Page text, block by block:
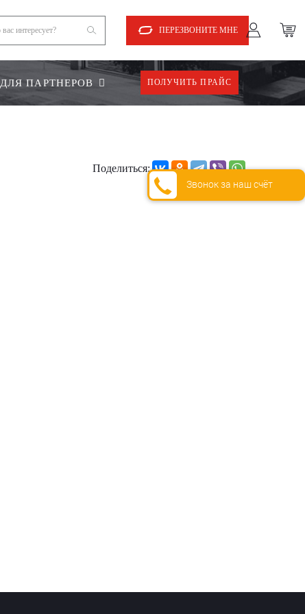
ПЕРЕЗВОНИТЕ МНЕ
ДЛЯ ПАРТНЕРОВ ПОЛУЧИТЬ ПРАЙС
Поделиться:
Звонок за наш счёт